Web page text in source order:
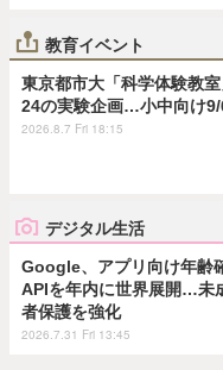
教育イベント
東京都市大「科学体験教室
24の実験企画…小中向け
2026.8.7 Fri 18:15
デジタル生活
Google、アプリ向け年齢
APIを年内に世界展開…未
者保護を強化
2026.7.31 Fri 13:45